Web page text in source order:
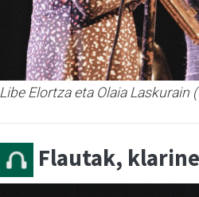
Libe Elortza eta Olaia
Flautak,